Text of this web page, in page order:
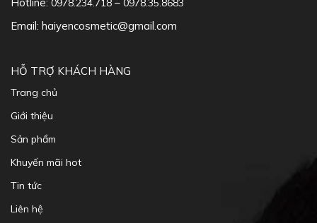
HỖ TRỢ KHÁCH HÀNG
Giới thiệu
Sản phẩm
Khuyến mãi hot
Tin tức
Liên hệ
CHÍNH SÁCH